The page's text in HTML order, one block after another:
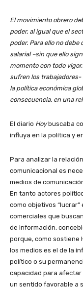
El movimiento obrero
poder, al igual que el
poder. Para ello no
salarial –sin que ello
momento con todo
sufren los trabajadores-
la política económica
consecuencia, en una
El diario Hoybuscaba
influya en la política y
Para analizar la
comunicacional es
medios de
En tanto actores
como objetivos “lucrar”
comerciales que
de información,
porque, como sostiene
los medios es el de la
político o su
capacidad para
un sentido favorable a